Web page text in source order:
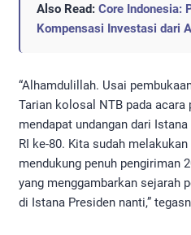
Also Read: Core Indonesia:
Kompensasi Investasi dari
“Alhamdulillah. Usai
Tarian kolosal NTB pada acara
mendapat undangan dari
RI ke-80. Kita sudah
mendukung penuh pengiriman
yang menggambarkan sejarah
di Istana Presiden nanti,”